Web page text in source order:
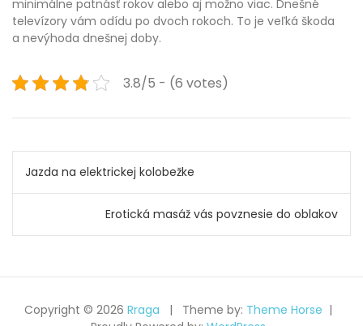
minimálne pätnásť rokov alebo aj možno viac. Dnešné
televízory vám odídu po dvoch rokoch. To je veľká škoda
a nevýhoda dnešnej doby.
3.8/5 - (6 votes)
Navigace
pro
příspěvek
Jazda na elektrickej kolobežke
Erotická masáž vás povznesie do oblakov
Copyright © 2026 Rraga Theme by: Theme Horse